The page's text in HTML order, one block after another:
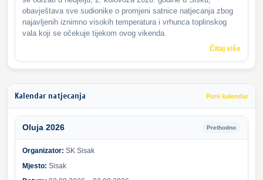
obavještava sve sudionike o promjeni satnice natjecanja zbog
najavljenih iznimno visokih temperatura i vrhunca toplinskog
vala koji se očekuje tijekom ovog vikenda.
Čitaj više
Kalendar natjecanja Puni kalendar
Oluja 2026 Prethodno
Organizator: SK Sisak
Mjesto: Sisak